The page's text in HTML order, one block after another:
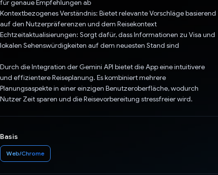
für genaue Empfehlungen ab
Kontextbezogenes Verständnis: Bietet relevante Vorschläge basierend
auf den Nutzerpräferenzen und dem Reisekontext
Echtzeitaktualisierungen: Sorgt dafür, dass Informationen zu Visa und
lokalen Sehenswürdigkeiten auf dem neuesten Stand sind
Durch die Integration der Gemini API bietet die App eine intuitivere
und effizientere Reiseplanung. Es kombiniert mehrere
Planungsaspekte in einer einzigen Benutzeroberfläche, wodurch
Nutzer Zeit sparen und die Reisevorbereitung stressfreier wird.
Basis
Web/Chrome